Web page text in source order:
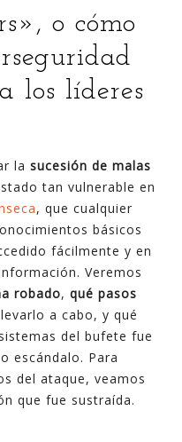
o cómo
los líderes
la sucesión de malas
tan vulnerable en
, que cualquier
básicos
fácilmente y en
Veremos
robado, qué pasos
a cabo, y qué
del bufete fue
escándalo. Para
del ataque, veamos
que fue sustraída.